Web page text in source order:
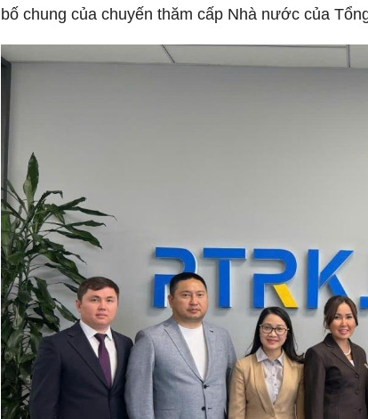
bố chung của chuyến thăm cấp Nhà nước của